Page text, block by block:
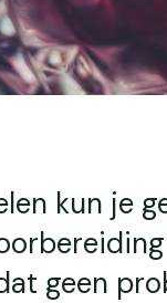
kun je
geen